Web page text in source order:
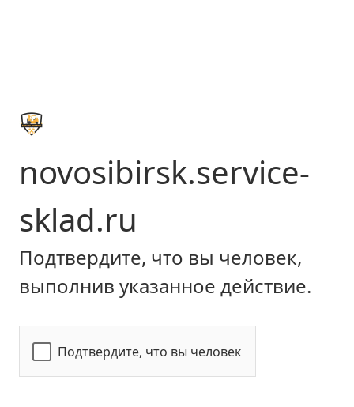
novosibirsk.service-
sklad.ru
Подтвердите, что вы человек,
выполнив указанное действие.
Подтвердите, что вы человек